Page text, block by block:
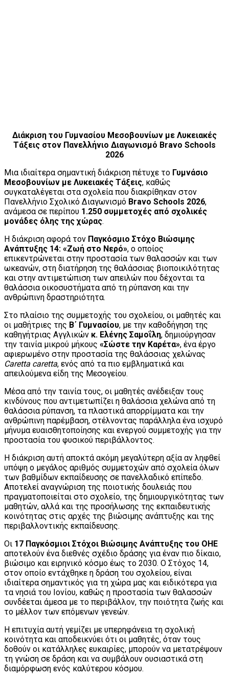
Διάκριση του Γυμνασίου Μεσοβουνίων με Λυκειακές
Τάξεις στον Πανελλήνιο Διαγωνισμό Bravo Schools
2026
Μια ιδιαίτερα σημαντική διάκριση πέτυχε το Γυμνάσιο
Μεσοβουνίων με Λυκειακές Τάξεις, καθώς
συγκαταλέγεται στα σχολεία που διακρίθηκαν στον
Πανελλήνιο Σχολικό Διαγωνισμό Bravo Schools 2026,
ανάμεσα σε περίπου 1.250 συμμετοχές από σχολικές
μονάδες όλης της χώρας.
Η διάκριση αφορά τον Παγκόσμιο Στόχο Βιώσιμης
Ανάπτυξης 14: «Ζωή στο Νερό», ο οποίος
επικεντρώνεται στην προστασία των θαλασσών και των
ωκεανών, στη διατήρηση της θαλάσσιας βιοποικιλότητας
και στην αντιμετώπιση των απειλών που δέχονται τα
θαλάσσια οικοσυστήματα από τη ρύπανση και την
ανθρώπινη δραστηριότητα.
Στο πλαίσιο της συμμετοχής του σχολείου, οι μαθητές και
οι μαθήτριες της Β΄ Γυμνασίου, με την καθοδήγηση της
καθηγήτριας Αγγλικών κ. Ελένης Σαμοΐλη, δημιούργησαν
την ταινία μικρού μήκους «Σώστε την Καρέτα», ένα έργο
αφιερωμένο στην προστασία της θαλάσσιας χελώνας
Caretta caretta, ενός από τα πιο εμβληματικά και
απειλούμενα είδη της Μεσογείου.
Μέσα από την ταινία τους, οι μαθητές ανέδειξαν τους
κινδύνους που αντιμετωπίζει η θαλάσσια χελώνα από τη
θαλάσσια ρύπανση, τα πλαστικά απορρίμματα και την
ανθρώπινη παρέμβαση, στέλνοντας παράλληλα ένα ισχυρό
μήνυμα ευαισθητοποίησης και ενεργού συμμετοχής για την
προστασία του φυσικού περιβάλλοντος.
Η διάκριση αυτή αποκτά ακόμη μεγαλύτερη αξία αν ληφθεί
υπόψη ο μεγάλος αριθμός συμμετοχών από σχολεία όλων
των βαθμίδων εκπαίδευσης σε πανελλαδικό επίπεδο.
Αποτελεί αναγνώριση της ποιοτικής δουλειάς που
πραγματοποιείται στο σχολείο, της δημιουργικότητας των
μαθητών, αλλά και της προσήλωσης της εκπαιδευτικής
κοινότητας στις αρχές της βιώσιμης ανάπτυξης και της
περιβαλλοντικής εκπαίδευσης.
Οι 17 Παγκόσμιοι Στόχοι Βιώσιμης Ανάπτυξης του ΟΗΕ
αποτελούν ένα διεθνές σχέδιο δράσης για έναν πιο δίκαιο,
βιώσιμο και ειρηνικό κόσμο έως το 2030. Ο Στόχος 14,
στον οποίο εντάχθηκε η δράση του σχολείου, είναι
ιδιαίτερα σημαντικός για τη χώρα μας και ειδικότερα για
τα νησιά του Ιονίου, καθώς η προστασία των θαλασσών
συνδέεται άμεσα με το περιβάλλον, την ποιότητα ζωής και
το μέλλον των επόμενων γενεών.
Η επιτυχία αυτή γεμίζει με υπερηφάνεια τη σχολική
κοινότητα και αποδεικνύει ότι οι μαθητές, όταν τους
δοθούν οι κατάλληλες ευκαιρίες, μπορούν να μετατρέψουν
τη γνώση σε δράση και να συμβάλουν ουσιαστικά στη
διαμόρφωση ενός καλύτερου κόσμου.